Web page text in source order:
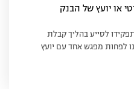
או יועץ של הבנק
לסייע בהליך קבלת
לפחות מפגש אחד עם יועץ